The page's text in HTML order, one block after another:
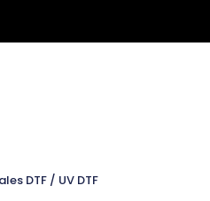
DTF / UV DTF